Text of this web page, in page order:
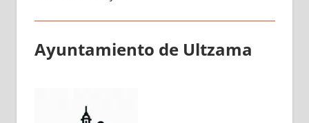
Ayuntamiento dе Ultzama